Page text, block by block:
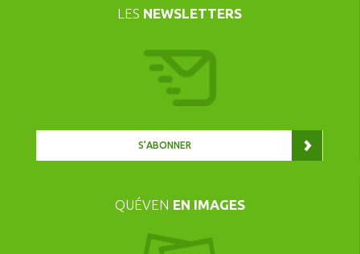
LES NEWSLETTERS
S’ABONNER
QUÉVEN EN IMAGES